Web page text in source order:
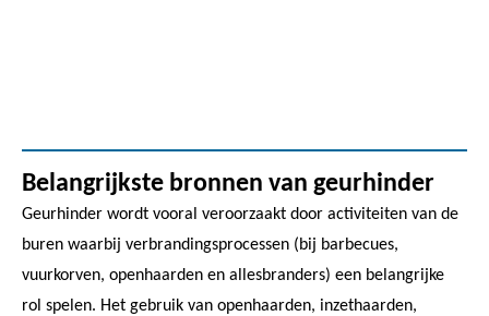
Belangrijkste bronnen van geurhinder
Geurhinder wordt vooral veroorzaakt door activiteiten van de
buren waarbij verbrandingsprocessen (bij barbecues,
vuurkorven, openhaarden en allesbranders) een belangrijke
rol spelen. Het gebruik van openhaarden, inzethaarden,